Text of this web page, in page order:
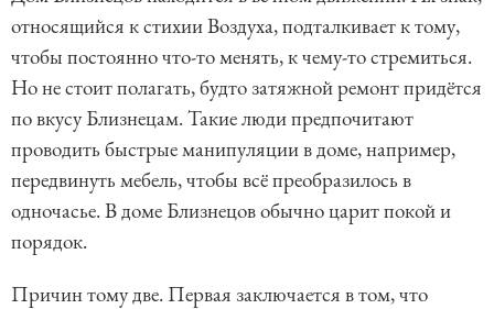
относящийся к стихии Воздуха, подталкивает к тому,
чтобы постоянно что-то менять, к чему-то стремиться.
Но не стоит полагать, будто затяжной ремонт придётся
по вкусу Близнецам. Такие люди предпочитают
проводить быстрые манипуляции в доме, например,
передвинуть мебель, чтобы всё преобразилось в
одночасье. В доме Близнецов обычно царит покой и
порядок.
Причин тому две. Первая заключается в том, что